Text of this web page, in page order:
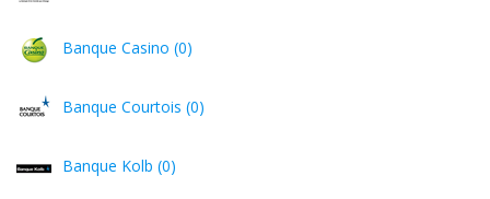
Banque Casino (0)
Banque Courtois (0)
Banque Kolb (0)